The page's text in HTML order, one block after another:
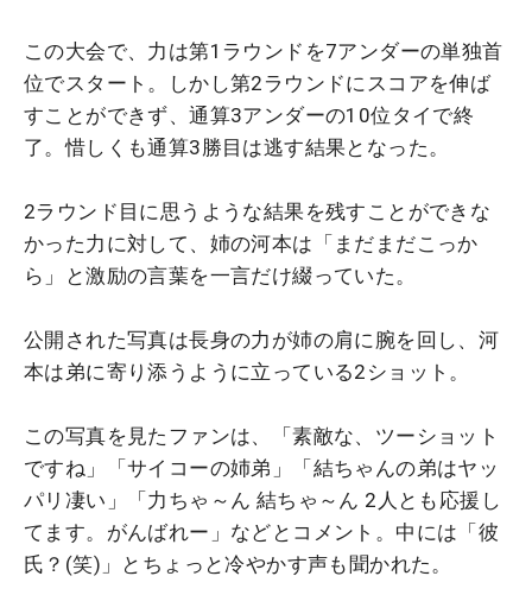
この大会で、力は第1ラウンドを7アンダーの単独首
位でスタート。しかし第2ラウンドにスコアを伸ば
すことができず、通算3アンダーの10位タイで終
了。惜しくも通算3勝目は逃す結果となった。
2ラウンド目に思うような結果を残すことができな
かった力に対して、姉の河本は「まだまだこっか
ら」と激励の言葉を一言だけ綴っていた。
公開された写真は長身の力が姉の肩に腕を回し、河
本は弟に寄り添うように立っている2ショット。
この写真を見たファンは、「素敵な、ツーショット
ですね」「サイコーの姉弟」「結ちゃんの弟はヤッ
パリ凄い」「力ちゃ～ん 結ちゃ～ん 2人とも応援し
てます。がんばれー」などとコメント。中には「彼
氏？(笑)」とちょっと冷やかす声も聞かれた。